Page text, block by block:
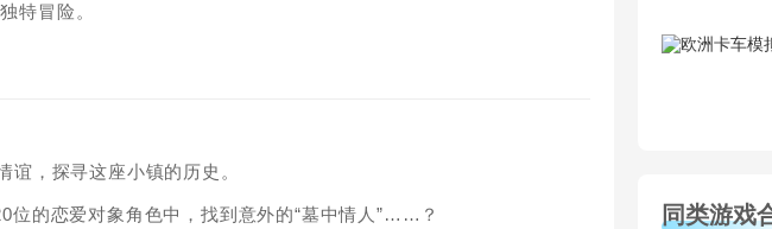
特冒险。
谊，探寻这座小镇的历史。
位的恋爱对象角色中，找到意外的“墓中情人”……？ 同类游戏